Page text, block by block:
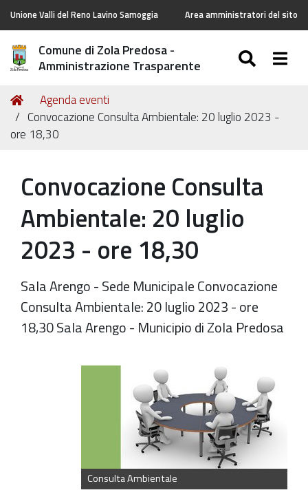
Unione Valli del Reno Lavino Samoggia Area amministratori del sito
Comune di Zola Predosa -
Amministrazione Trasparente
Tu
sei
qui:
Home
Agenda eventi
Convocazione Consulta Ambientale: 20 luglio 2023 -
ore 18,30
Convocazione Consulta
Ambientale: 20 luglio
2023 - ore 18,30
Sala Arengo - Sede Municipale Convocazione
Consulta Ambientale: 20 luglio 2023 - ore
18,30 Sala Arengo - Municipio di Zola Predosa
Consulta Ambientale
https://old.comune.zolapredosa.bo.it/events/consulta-
Convocazione